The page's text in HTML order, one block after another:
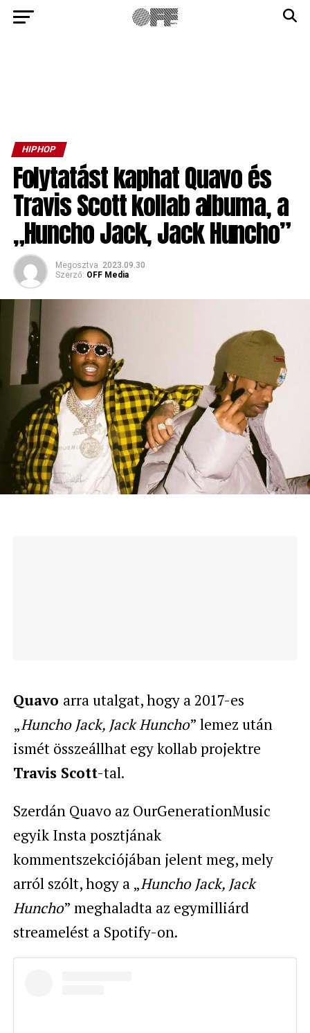
HIPHOP
Folytatást kaphat Quavo és
Travis Scott kollab albuma, a
„Huncho Jack, Jack Huncho”
Megosztva 2023.09.30
Szerző: OFF Media
Quavo arra utalgat, hogy a 2017-es
„Huncho Jack, Jack Huncho” lemez után
ismét összeállhat egy kollab projektre
Travis Scott-tal.
Szerdán Quavo az OurGenerationMusic
egyik Insta posztjának
kommentszekciójában jelent meg, mely
arról szólt, hogy a „Huncho Jack, Jack
Huncho” meghaladta az egymilliárd
streamelést a Spotify-on.